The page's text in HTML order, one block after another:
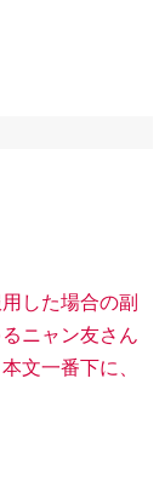
した場合の副
ニャン友さん
文一番下に、